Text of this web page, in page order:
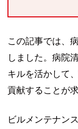
この記事では、
しました。病院
キルを活かして
貢献することが
ビルメンテナン